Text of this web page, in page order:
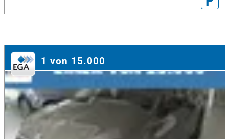
1 von 15.000